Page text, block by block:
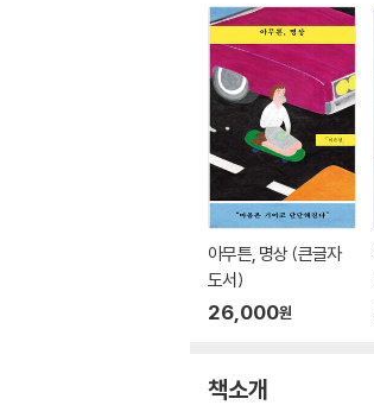
아무튼, 명상 (큰글자
도서)
26,000원
책소개